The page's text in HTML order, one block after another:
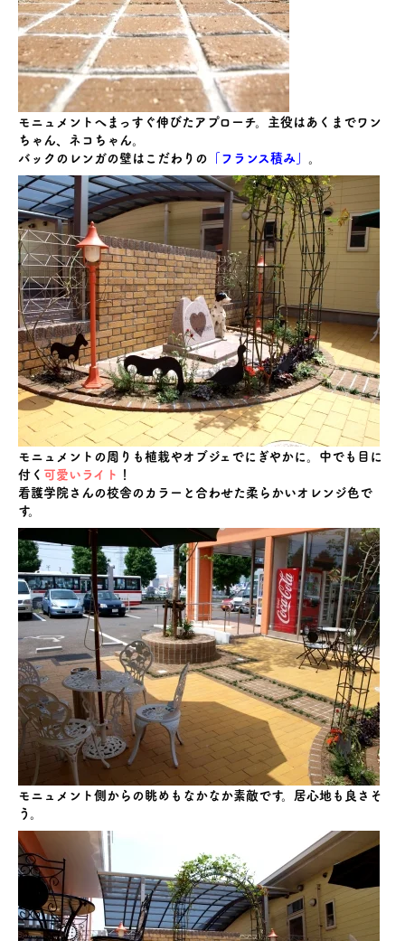
モニュメントへまっすぐ伸びたアプローチ。主役はあくまでワン
ちゃん、ネコちゃん。
バックのレンガの壁はこだわりの 「フランス積み」 。
モニュメントの周りも植栽やオブジェでにぎやかに。中でも目に
付く 可愛いライ ト ！
看護学院さんの校舎のカラーと合わせた柔らかいオレンジ色で
す。
モニュメント側からの眺めもなかなか素敵です。居心地も良さそ
う。